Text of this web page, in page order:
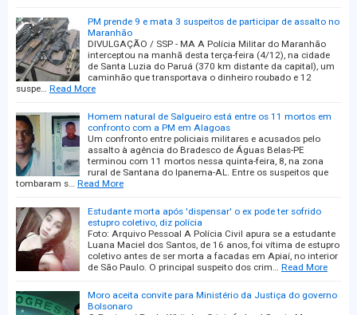
PM prende 9 e mata 3 suspeitos de participar de assalto no
Maranhão
DIVULGAÇÃO / SSP - MA A Polícia Militar do Maranhão
interceptou na manhã desta terça-feira (4/12), na cidade
de Santa Luzia do Paruá (370 km distante da capital), um
caminhão que transportava o dinheiro roubado e 12
suspe… Read More
Homem natural de Salgueiro está entre os 11 mortos em
confronto com a PM em Alagoas
Um confronto entre policiais militares e acusados pelo
assalto à agência do Bradesco de Águas Belas-PE
terminou com 11 mortos nessa quinta-feira, 8, na zona
rural de Santana do Ipanema-AL. Entre os suspeitos que
tombaram s… Read More
Estudante morta após 'dispensar' o ex pode ter sofrido
estupro coletivo, diz polícia
Foto: Arquivo Pessoal A Polícia Civil apura se a estudante
Luana Maciel dos Santos, de 16 anos, foi vítima de estupro
coletivo antes de ser morta a facadas em Apiaí, no interior
de São Paulo. O principal suspeito dos crim… Read More
Moro aceita convite para Ministério da Justiça do governo
Bolsonaro